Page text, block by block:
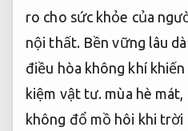
ro cho sức khỏe của
nội thất. Bền vững lâu
điều hòa không khí khiến
kiệm vật tư. mùa hè mát,
không đổ mồ hôi khi trời